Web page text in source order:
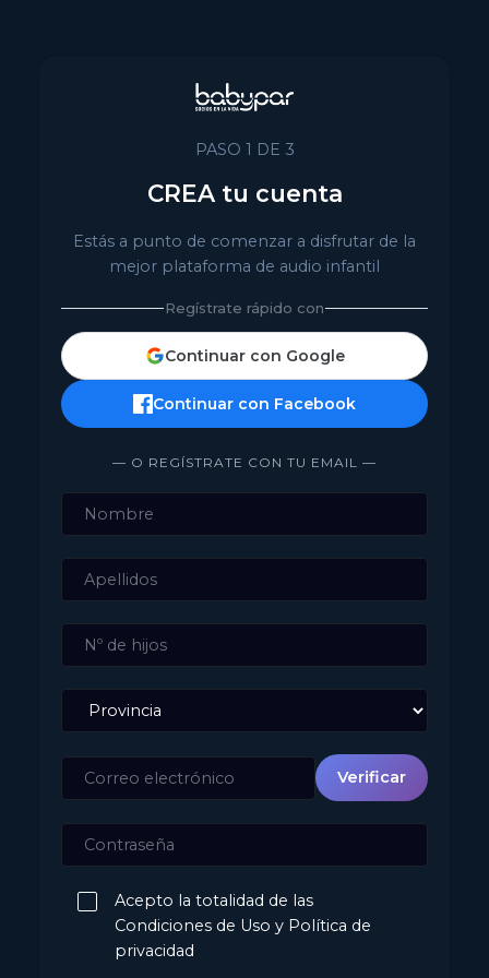
PASO 1 DE 3
CREA tu cuenta
Estás a punto de comenzar a disfrutar de la
mejor plataforma de audio infantil
Regístrate rápido con
Continuar con Google
Continuar con Facebook
— O REGÍSTRATE CON TU EMAIL —
Verificar
Acepto la totalidad de las
Condiciones de Uso y Política de
privacidad